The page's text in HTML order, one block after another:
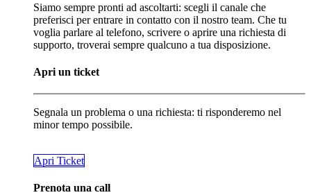
Siamo sempre pronti ad ascoltarti: scegli il canale che
preferisci per entrare in contatto con il nostro team. Che tu
voglia parlare al telefono, scrivere o aprire una richiesta di
supporto, troverai sempre qualcuno a tua disposizione.
Apri un ticket
Segnala un problema o una richiesta: ti risponderemo nel
minor tempo possibile.
​​​​Apri Ticket
Prenota una call